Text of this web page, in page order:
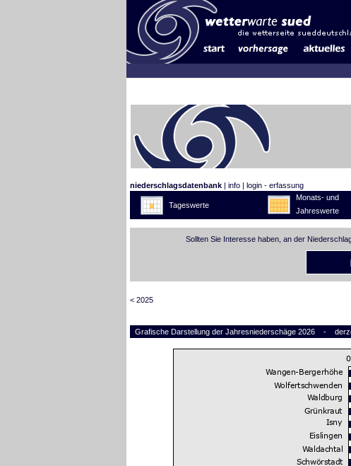
niederschlagsdatenbank| info| login - erfassung
Tageswerte
Monats- und
Jahreswerte
Sollten Sie Interesse haben, an der
< 2025
Grafische Darstellung der Jahresniederschäge 2026 -